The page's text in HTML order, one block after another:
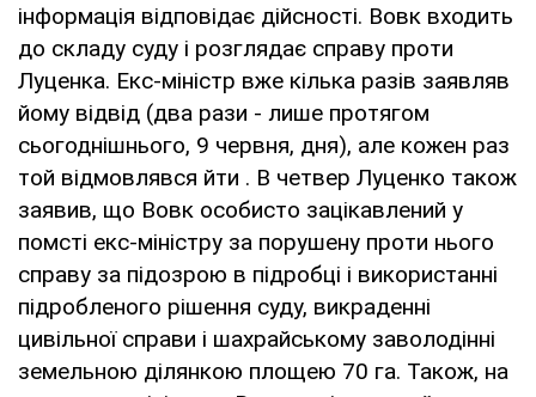
інформація відповідає дійсності. Вовк входить
до складу суду і розглядає справу проти
Луценка. Екс-міністр вже кілька разів заявляв
йому відвід (два рази - лише протягом
сьогоднішнього, 9 червня, дня), але кожен раз
той відмовлявся йти . В четвер Луценко також
заявив, що Вовк особисто зацікавлений у
помсті екс-міністру за порушену проти нього
справу за підозрою в підробці і використанні
підробленого рішення суду, викраденні
цивільної справи і шахрайському заволодінні
земельною ділянкою площею 70 га. Також, на